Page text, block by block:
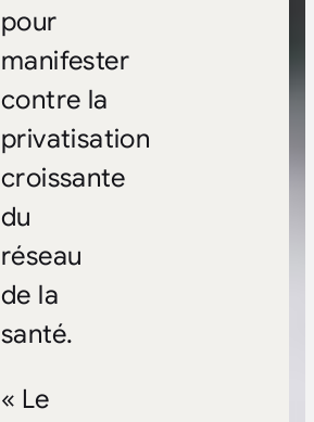
pour
manifester
contre la
privatisation
croissante
du
réseau
de la
santé.
« Le